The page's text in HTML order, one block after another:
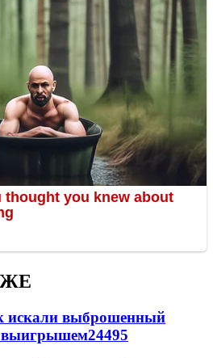
искали выброшенный
выигрышем24495